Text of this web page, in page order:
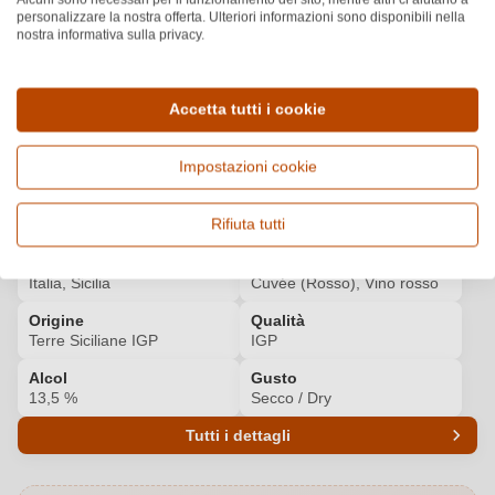
BIBENDA
Dettagli del prodotto
Italia, Sicilia
Cuvée (Rosso), Vino rosso
Origine
Terre Siciliane IGP
Qualità
IGP
Alcol
13,5 %
Gusto
Secco / Dry
Tutti i dettagli
personalizzare la nostra offerta. Ulteriori informazioni sono disponibili nella
nostra informativa sulla privacy.
Accetta tutti i cookie
Impostazioni cookie
Rifiuta tutti